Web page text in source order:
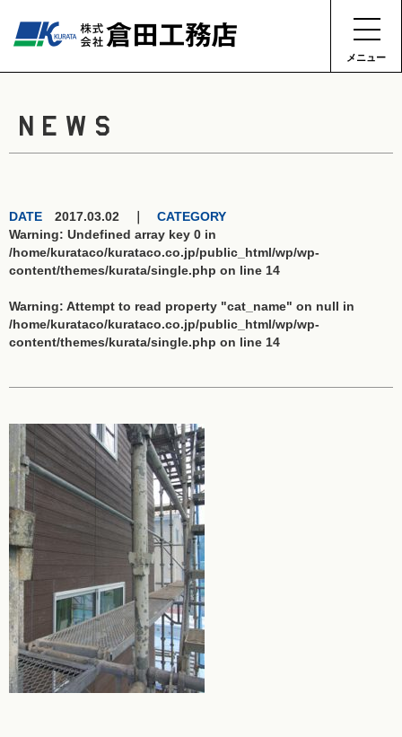
メニュー
NEWS
DATE 2017.03.02 ｜ CATEGORY
Warning: Undefined array key 0 in
/home/kurataco/kurataco.co.jp/public_html/wp/wp-
content/themes/kurata/single.php on line 14
Warning: Attempt to read property "cat_name" on null in
/home/kurataco/kurataco.co.jp/public_html/wp/wp-
content/themes/kurata/single.php on line 14